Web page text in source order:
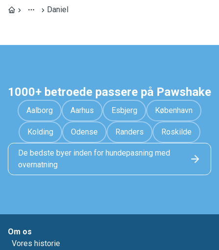
Daniel
1000+ betroede passere på Pawshake
Aalborg Aarhus Esbjerg København
Kolding Odense Randers Roskilde
De bedste byer inden for hundepasning med
overnatning
Om os
Vores historie